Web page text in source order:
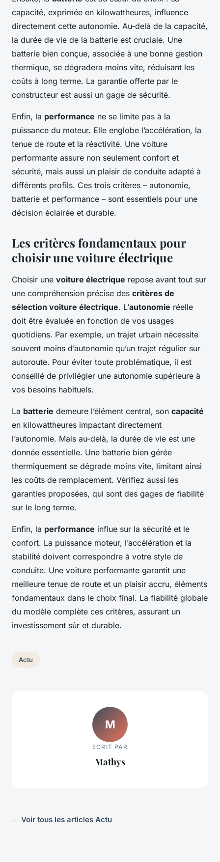
capacité, exprimée en kilowattheures, influence
directement cette autonomie. Au-delà de la capacité,
la durée de vie de la batterie est cruciale. Une
batterie bien conçue, associée à une bonne gestion
thermique, se dégradera moins vite, réduisant les
coûts à long terme. La garantie offerte par le
constructeur est aussi un gage de sécurité.
Enfin, la performance ne se limite pas à la
puissance du moteur. Elle englobe l’accélération, la
tenue de route et la réactivité. Une voiture
performante assure non seulement confort et
sécurité, mais aussi un plaisir de conduite adapté à
différents profils. Ces trois critères – autonomie,
batterie et performance – sont essentiels pour une
décision éclairée et durable.
Les critères fondamentaux pour
choisir une voiture électrique
Choisir une voiture électrique repose avant tout sur
une compréhension précise des critères de
sélection voiture électrique. L’autonomie réelle
doit être évaluée en fonction de vos usages
quotidiens. Par exemple, un trajet urbain nécessite
souvent moins d’autonomie qu’un trajet régulier sur
autoroute. Pour éviter toute problématique, il est
conseillé de privilégier une autonomie supérieure à
vos besoins habituels.
La batterie demeure l’élément central, son capacité
en kilowattheures impactant directement
l’autonomie. Mais au-delà, la durée de vie est une
donnée essentielle. Une batterie bien gérée
thermiquement se dégrade moins vite, limitant ainsi
les coûts de remplacement. Vérifiez aussi les
garanties proposées, qui sont des gages de fiabilité
sur le long terme.
Enfin, la performance influe sur la sécurité et le
confort. La puissance moteur, l’accélération et la
stabilité doivent correspondre à votre style de
conduite. Une voiture performante garantit une
meilleure tenue de route et un plaisir accru, éléments
fondamentaux dans le choix final. La fiabilité globale
du modèle complète ces critères, assurant un
investissement sûr et durable.
Actu
M
ECRIT PAR
Mathys
← Voir tous les articles Actu